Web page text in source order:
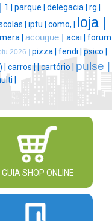
1 | parque | delegacia | rg |
| iptu | como, | loja |
| acougue | acai | forum
2026 | pizza | fendi | psico |
) | carros ||cartório | pulse |
|
GUIA SHOP ONLINE